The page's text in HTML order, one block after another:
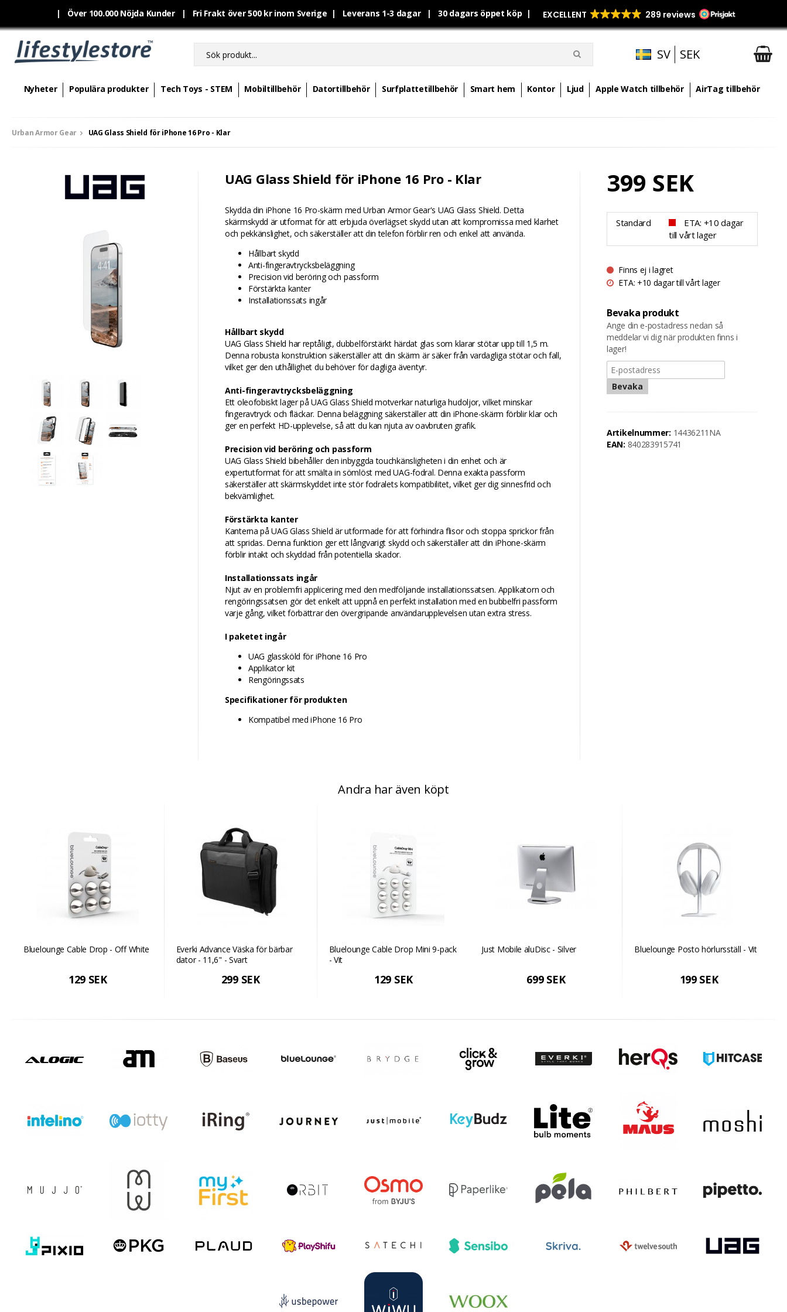
| Över 100.000 Nöjda Kunder | Fri Frakt över 500 kr inom Sverige | Leverans 1-3 dagar | 30 dagars öppet köp |
SV SEK
Nyheter Populära produkter Tech Toys - STEM Mobiltillbehör Datortillbehör Surfplattetillbehör Smart hem Kontor Ljud Apple Watch tillbehör AirTag tillbehör
Urban Armor Gear UAG Glass Shield för iPhone 16 Pro - Klar
UAG Glass Shield för iPhone 16 Pro - Klar
Skydda din iPhone 16 Pro-skärm med Urban Armor Gear's UAG Glass Shield. Detta
skärmskydd är utformat för att erbjuda överlägset skydd utan att kompromissa med klarhet
och pekkänslighet, och säkerställer att din telefon förblir ren och enkel att använda.
Hållbart skydd
Anti-fingeravtrycksbeläggning
Precision vid beröring och passform
Förstärkta kanter
Installationssats ingår
Hållbart skydd
UAG Glass Shield har reptåligt, dubbelförstärkt härdat glas som klarar stötar upp till 1,5 m.
Denna robusta konstruktion säkerställer att din skärm är säker från vardagliga stötar och fall,
vilket ger den uthållighet du behöver för dagliga äventyr.
Anti-fingeravtrycksbeläggning
Ett oleofobiskt lager på UAG Glass Shield motverkar naturliga hudoljor, vilket minskar
fingeravtryck och fläckar. Denna beläggning säkerställer att din iPhone-skärm förblir klar och
ger en perfekt HD-upplevelse, så att du kan njuta av oavbruten grafik.
Precision vid beröring och passform
UAG Glass Shield bibehåller den inbyggda touchkänsligheten i din enhet och är
expertutformat för att smälta in sömlöst med UAG-fodral. Denna exakta passform
säkerställer att skärmskyddet inte stör fodralets kompatibilitet, vilket ger dig sinnesfrid och
bekvämlighet.
Förstärkta kanter
Kanterna på UAG Glass Shield är utformade för att förhindra flisor och stoppa sprickor från
att spridas. Denna funktion ger ett långvarigt skydd och säkerställer att din iPhone-skärm
förblir intakt och skyddad från potentiella skador.
Installationssats ingår
Njut av en problemfri applicering med den medföljande installationssatsen. Applikatorn och
rengöringssatsen gör det enkelt att uppnå en perfekt installation med en bubbelfri passform
varje gång, vilket förbättrar den övergripande användarupplevelsen utan extra stress.
I paketet ingår
UAG glassköld för iPhone 16 Pro
Applikator kit
Rengöringssats
Specifikationer för produkten
Kompatibel med iPhone 16 Pro
399 SEK
Standard
ETA: +10 dagar
till vårt lager
Finns ej i lagret
ETA: +10 dagar till vårt lager
Bevaka produkt
Ange din e-postadress nedan så
meddelar vi dig när produkten finns i
lager!
Bevaka
Artikelnummer: 14436211NA
EAN: 840283915741
Andra har även köpt
Bluelounge Cable Drop - Off White
129 SEK
Everki Advance Väska för bärbar
dator - 11,6" - Svart
299 SEK
Bluelounge Cable Drop Mini 9-pack
- Vit
129 SEK
Just Mobile aluDisc - Silver
699 SEK
Bluelounge Posto hörlursställ - Vit
199 SEK